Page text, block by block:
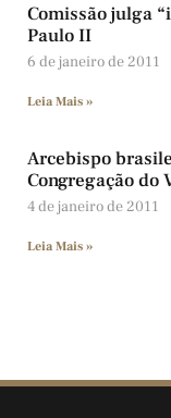
Comissão julga
Paulo II
6 de janeiro de 2011
Leia Mais »
Arcebispo
Congregação do
4 de janeiro de 2011
Leia Mais »